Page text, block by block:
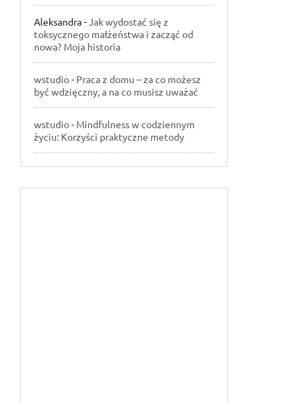
Aleksandra-Jak wydostać się z
toksycznego małżeństwa i zacząć od
nowa? Moja historia
wstudio- Praca z domu – za co możesz
być wdzięczny, a na co musisz uważać
wstudio- Mindfulness w codziennym
życiu: Korzyści praktyczne metody